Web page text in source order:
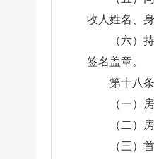
收人姓名、
（六）
签名盖章。
第十八
（一）
（二）
（三）